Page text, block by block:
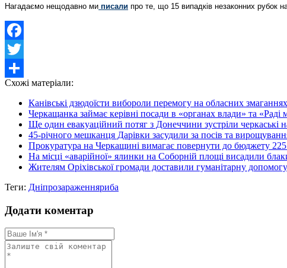
Нагадаємо нещодавно ми писали про те, що 15 випадків незаконних рубок
Facebook
Twitter
Share
Схожі матеріали:
Канівські дзюдоїсти вибороли перемогу на обласних змаганнях
Черкащанка займає керівні посади в «органах влади» та «Раді
Ще один евакуаційний потяг з Донеччини зустріли черкаські
45-річного мешканця Дарівки засудили за посів та
Прокуратура на Черкащині вимагає повернути до бюджету 225
На місці «аварійної» ялинки на Соборній площі висадили
Жителям Оріхівської громади доставили гуманітарну
Теги: Дніпрозараженняриба
Додати коментар